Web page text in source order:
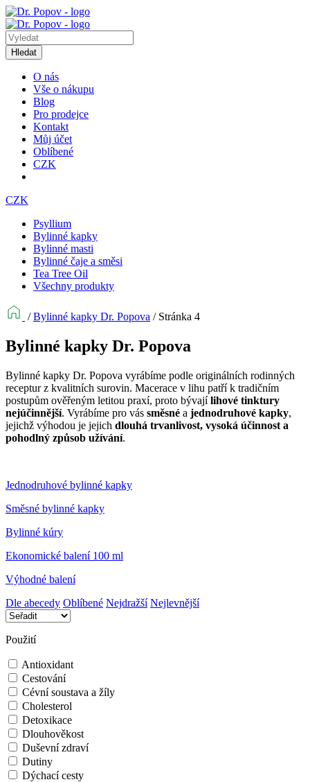
Hledat
O nás
Vše o nákupu
Blog
Pro prodejce
Kontakt
Můj účet
Oblíbené
CZK
CZK
Psyllium
Bylinné kapky
Bylinné masti
Bylinné čaje a směsi
Tea Tree Oil
Všechny produkty
/Bylinné kapky Dr. Popova / Stránka 4
Bylinné kapky Dr. Popova
Bylinné kapky Dr. Popova vyrábíme podle originálních rodinných
receptur z kvalitních surovin. Macerace v lihu patří k tradičním
postupům ověřeným letitou praxí, proto bývajílihové tinktury
nejúčinnější. Vyrábíme pro vás směsné a jednodruhové kapky,
jejichž výhodou je jejich dlouhá trvanlivost, vysoká účinnost a
pohodlný způsob užívání.
Jednodruhové bylinné kapky
Směsné bylinné kapky
Bylinné kúry
Ekonomické balení 100 ml
Výhodné balení
Dle abecedy Oblíbené Nejdražší Nejlevnější
Použití
Antioxidant
Cestování
Cévní soustava a žíly
Cholesterol
Detoxikace
Dlouhověkost
Duševní zdraví
Dutiny
Dýchací cesty